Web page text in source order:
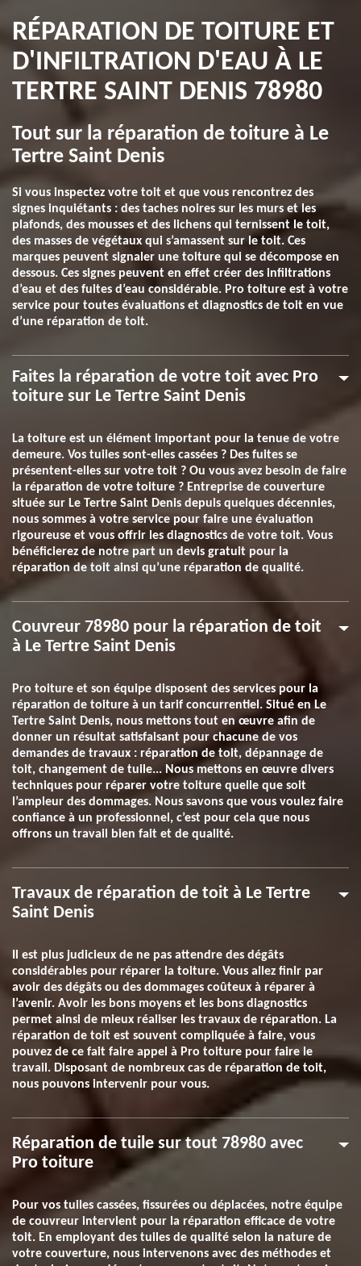
RÉPARATION DE TOITURE ET
D'INFILTRATION D'EAU À LE
TERTRE SAINT DENIS 78980
Tout sur la réparation de toiture à Le
Tertre Saint Denis
Si vous inspectez votre toit et que vous rencontrez des
signes inquiétants : des taches noires sur les murs et les
plafonds, des mousses et des lichens qui ternissent le toit,
des masses de végétaux qui s’amassent sur le toit. Ces
marques peuvent signaler une toiture qui se décompose en
dessous. Ces signes peuvent en effet créer des infiltrations
d’eau et des fuites d’eau considérable. Pro toiture est à votre
service pour toutes évaluations et diagnostics de toit en vue
d’une réparation de toit.
Faites la réparation de votre toit avec Pro
toiture sur Le Tertre Saint Denis
La toiture est un élément important pour la tenue de votre
demeure. Vos tuiles sont-elles cassées ? Des fuites se
présentent-elles sur votre toit ? Ou vous avez besoin de faire
la réparation de votre toiture ? Entreprise de couverture
située sur Le Tertre Saint Denis depuis quelques décennies,
nous sommes à votre service pour faire une évaluation
rigoureuse et vous offrir les diagnostics de votre toit. Vous
bénéficierez de notre part un devis gratuit pour la
réparation de toit ainsi qu’une réparation de qualité.
Couvreur 78980 pour la réparation de toit
à Le Tertre Saint Denis
Pro toiture et son équipe disposent des services pour la
réparation de toiture à un tarif concurrentiel. Situé en Le
Tertre Saint Denis, nous mettons tout en œuvre afin de
donner un résultat satisfaisant pour chacune de vos
demandes de travaux : réparation de toit, dépannage de
toit, changement de tuile... Nous mettons en œuvre divers
techniques pour réparer votre toiture quelle que soit
l’ampleur des dommages. Nous savons que vous voulez faire
confiance à un professionnel, c’est pour cela que nous
offrons un travail bien fait et de qualité.
Travaux de réparation de toit à Le Tertre
Saint Denis
Il est plus judicieux de ne pas attendre des dégâts
considérables pour réparer la toiture. Vous allez finir par
avoir des dégâts ou des dommages coûteux à réparer à
l’avenir. Avoir les bons moyens et les bons diagnostics
permet ainsi de mieux réaliser les travaux de réparation. La
réparation de toit est souvent compliquée à faire, vous
pouvez de ce fait faire appel à Pro toiture pour faire le
travail. Disposant de nombreux cas de réparation de toit,
nous pouvons intervenir pour vous.
Réparation de tuile sur tout 78980 avec
Pro toiture
Pour vos tuiles cassées, fissurées ou déplacées, notre équipe
de couvreur intervient pour la réparation efficace de votre
toit. En employant des tuiles de qualité selon la nature de
votre couverture, nous intervenons avec des méthodes et